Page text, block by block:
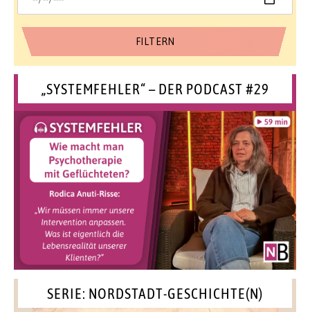
„SYSTEMFEHLER“ – DER PODCAST #29
SERIE: NORDSTADT-GESCHICHTE(N)